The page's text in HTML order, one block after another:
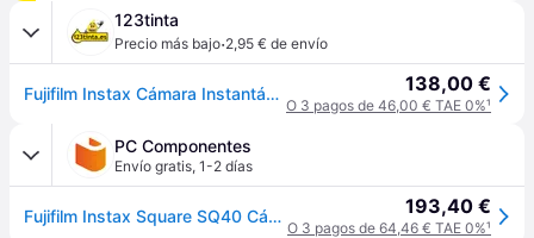
123tinta
Precio más bajo·2,95 € de envío
Fujifilm Instax Cámara Instantánea SQ40 Negra 138,00 €
O 3 pagos de 46,00 € TAE 0%¹
PC Componentes
Envío gratis, 1-2 días
Fujifilm Instax Square SQ40 Cámara Instantánea Negra 193,40 €
O 3 pagos de 64,46 € TAE 0%¹